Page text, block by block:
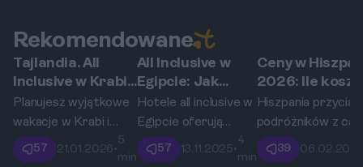
Rekomendowane
Krabi
Tajlandia. All
Inclusive w Krabi:
Przewodnik po
resortach w Ao
Nang i na Railay
Planujesz wyjątkowe
wakacje w Krabi i
preferujesz opcję all
inclusive? Ten
57 21.01.2026•
5
min
Egipt
All Inclusive w
Egipcie: Jak
wybrać dobry
hotel i na co
uważać?
Hotele all inclusive w
Egipcie oferują
niezapomniane
wakacje. Dzięki
57 13.11.2025•
4
min
Hiszpania
Ceny w
2026: Ile
tapas, paella i
sangria?
Hiszpania
podróżników z
świata, a jednym z
największych
39